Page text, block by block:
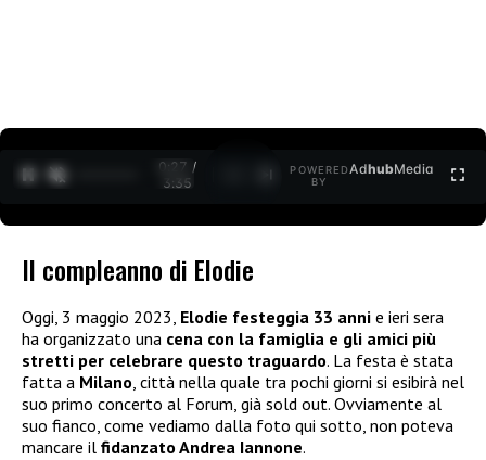
0:29 /
3:35
POWERED
BY
AdhubMedia
Il compleanno di Elodie
Oggi, 3 maggio 2023, Elodie festeggia 33 anni e ieri sera
ha organizzato una cena con la famiglia e gli amici più
stretti per celebrare questo traguardo. La festa è stata
fatta a Milano, città nella quale tra pochi giorni si esibirà nel
suo primo concerto al Forum, già sold out. Ovviamente al
suo fianco, come vediamo dalla foto qui sotto, non poteva
mancare il fidanzato Andrea Iannone.